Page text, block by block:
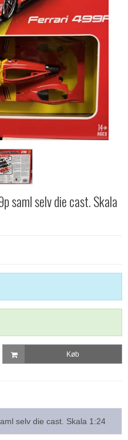
saml selv die cast. Skala
Køb
selv die cast. Skala 1:24